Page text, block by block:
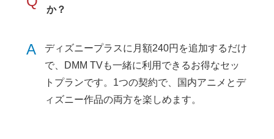
か？
A
ディズニープラスに月額240円を追加するだけ
で、DMM TVも一緒に利用できるお得なセッ
トプランです。1つの契約で、国内アニメとデ
ィズニー作品の両方を楽しめます。